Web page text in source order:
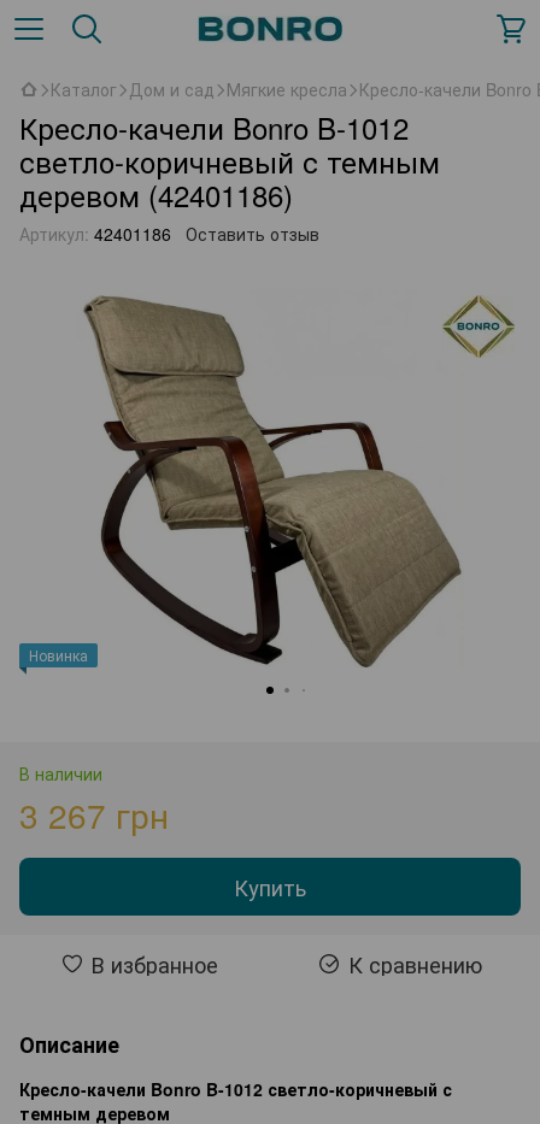
Каталог Дом и сад Мягкие кресла Кресло-качели
Кресло-качели Bonro B-1012
светло-коричневый с темным
деревом (42401186)
Артикул: 42401186 Оставить отзыв
Новинка
В наличии
3 267 грн
Купить
В избранное К сравнению
Описание
Кресло-качели Bonro B-1012 светло-коричневый с
темным деревом